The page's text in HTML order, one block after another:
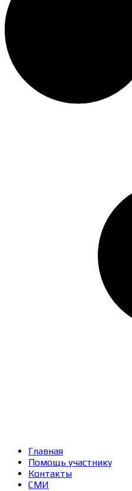
Главная
Помощь участнику
Контакты
СМИ